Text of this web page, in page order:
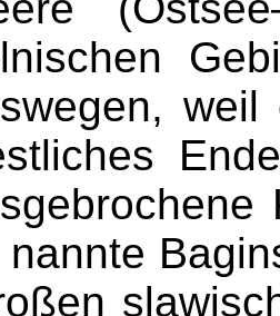
nannte